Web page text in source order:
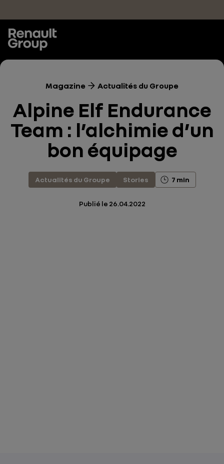
Magazine Actualités du Groupe
Alpine Elf Endurance
Team : l’alchimie d’un
bon équipage
Actualités du Groupe Stories 7 min
Publié le 26.04.2022